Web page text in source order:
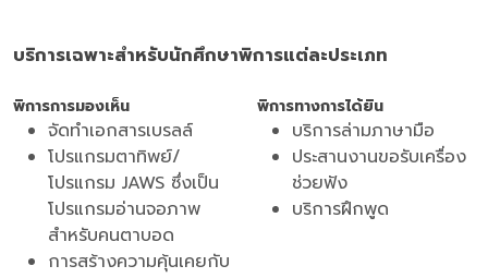
บริการเฉพาะสำหรับนักศึกษาพิการแต่ละประเภท
พิการการมองเห็น
จัดทำเอกสารเบรลล์
โปรแกรมตาทิพย์/
โปรแกรม JAWS ซึ่งเป็น
โปรแกรมอ่านจอภาพ
สำหรับคนตาบอด
การสร้างความคุ้นเคยกับ
พิการทางการได้ยิน
บริการล่ามภาษามือ
ประสานงานขอรับเครื่อง
ช่วยฟัง
บริการฝึกพูด